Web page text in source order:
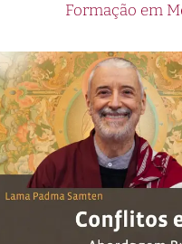
Formação em